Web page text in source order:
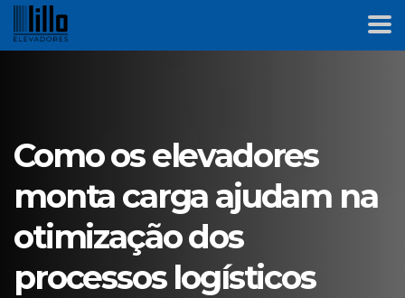
Como os elevadores
monta carga ajudam na
otimização dos
processos logísticos